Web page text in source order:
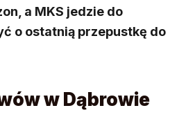
a MKS jedzie do
o ostatnią przepustkę do
w Dąbrowie